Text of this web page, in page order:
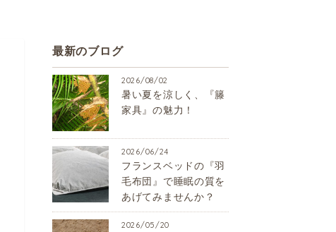
最新のブログ
2026/08/02
暑い夏を涼しく、『籐
家具』の魅力！
2026/06/24
フランスベッドの『羽
毛布団』で睡眠の質を
あげてみませんか？
2026/05/20